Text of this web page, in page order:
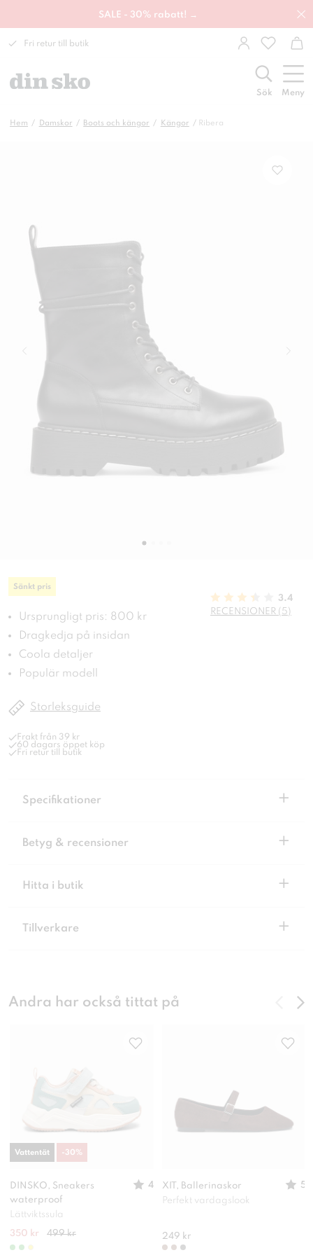
SALE - 30% rabatt! →
Fri retur till butik
Sök Meny
Hem Damskor Boots och kängor Kängor Ribera
Sänkt pris
Ursprungligt pris: 800 kr
Dragkedja på insidan
Coola detaljer
Populär modell
3.4
RECENSIONER (5)
Storleksguide
Frakt från 39 kr
60 dagars öppet köp
Fri retur till butik
Specifikationer +
Betyg & recensioner +
Hitta i butik +
Tillverkare +
Andra har också tittat på
DINSKO, Sneakers
waterproof
4
Lättviktssula
350 kr 499 kr
Vattentät -30%
XIT, Ballerinaskor
5
Perfekt vardagslook
249 kr